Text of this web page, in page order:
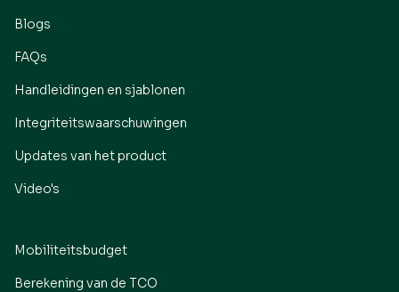
Blogs
FAQs
Handleidingen en sjablonen
Integriteitswaarschuwingen
Updates van het product
Video's
Mobiliteitsbudget
Berekening van de TCO